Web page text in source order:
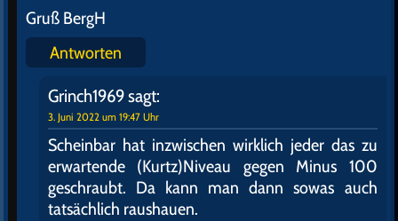
Gruß BergH
Antworten
Grinch1969sagt:
3. Juni 2022 um 19:47 Uhr
Scheinbar hat inzwischen wirklich jeder das zu
erwartende (Kurtz)Niveau gegen Minus 100
geschraubt. Da kann man dann sowas auch
tatsächlich raushauen.